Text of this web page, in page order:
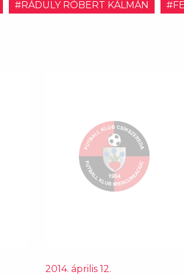
#RÁDULY RÓBERT KÁLMÁN
2014. április 12.